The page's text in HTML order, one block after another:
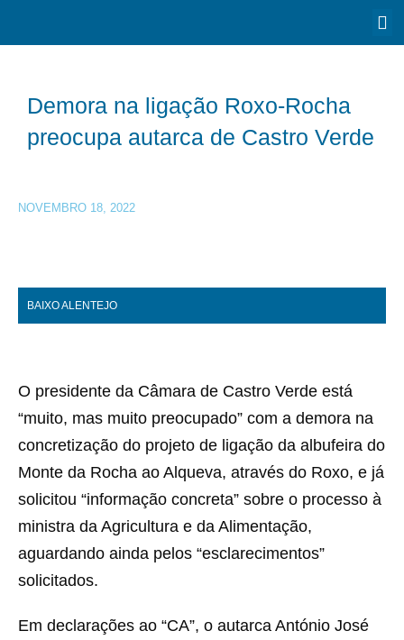
Demora na ligação Roxo-Rocha
preocupa autarca de Castro Verde
NOVEMBRO 18, 2022
BAIXO ALENTEJO
O presidente da Câmara de Castro Verde está
“muito, mas muito preocupado” com a demora na
concretização do projeto de ligação da albufeira do
Monte da Rocha ao Alqueva, através do Roxo, e já
solicitou “informação concreta” sobre o processo à
ministra da Agricultura e da Alimentação,
aguardando ainda pelos “esclarecimentos”
solicitados.
Em declarações ao “CA”, o autarca António José